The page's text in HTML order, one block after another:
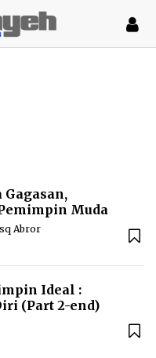
Muda
Abror
Ideal :
(Part 2-end)